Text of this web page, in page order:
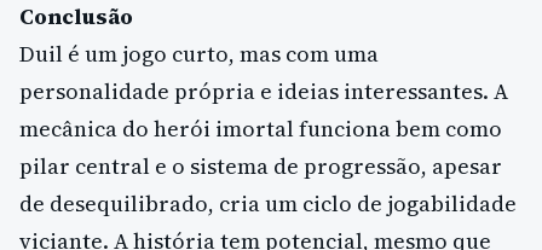
Conclusão
Duil é um jogo curto, mas com uma
personalidade própria e ideias interessantes. A
mecânica do herói imortal funciona bem como
pilar central e o sistema de progressão, apesar
de desequilibrado, cria um ciclo de jogabilidade
viciante. A história tem potencial, mesmo que